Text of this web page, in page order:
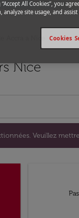
Nice
Veuillez
“Accept All Cookies”, you
analyze site usage, and
Cookies